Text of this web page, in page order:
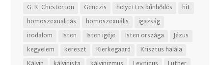
G. K. Chesterton
Genezis helyettes bűnhődés
hit
homoszexualitás
homoszexuális
igazság
irodalom
Isten Isten igéje Isten országa
Jézus
kegyelem
kereszt Kierkegaard
Krisztus halála